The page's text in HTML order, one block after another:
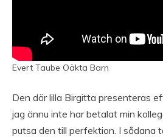
Evert Taube Oäkta Barn
Den där lilla Birgitta presenteras
jag ännu inte har betalat min
putsa den till perfektion. I sådana